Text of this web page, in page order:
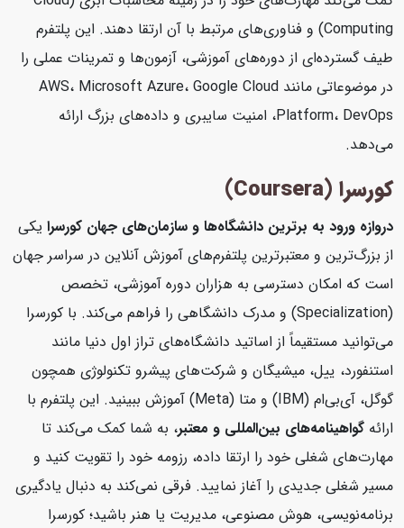
Computing) و فناوری‌های مرتبط با آن ارتقا دهند. این پلتفرم
طیف گسترده‌ای از دوره‌های آموزشی، آزمون‌ها و تمرینات عملی را
در موضوعاتی مانند AWS، Microsoft Azure، Google Cloud
Platform، DevOps، امنیت سایبری و داده‌های بزرگ ارائه
می‌دهد.
کورسرا (Coursera)
دروازه ورود به برترین دانشگاه‌ها و سازمان‌های جهان کورسرایکی
از بزرگ‌ترین و معتبرترین پلتفرم‌های آموزش آنلاین در سراسر جهان
است که امکان دسترسی به هزاران دوره آموزشی، تخصص
(Specialization) و مدرک دانشگاهی را فراهم می‌کند. با کورسرا
می‌توانید مستقیماً از اساتید دانشگاه‌های تراز اول دنیا مانند
استنفورد، ییل، میشیگان و شرکت‌های پیشرو تکنولوژی همچون
گوگل، آی‌بی‌ام (IBM) و متا (Meta) آموزش ببینید. این پلتفرم با
ارائهگواهینامه‌های بین‌المللی و معتبر، به شما کمک می‌کند تا
مهارت‌های شغلی خود را ارتقا داده، رزومه خود را تقویت کنید و
مسیر شغلی جدیدی را آغاز نمایید. فرقی نمی‌کند به دنبال یادگیری
برنامه‌نویسی، هوش مصنوعی، مدیریت یا هنر باشید؛ کورسرا